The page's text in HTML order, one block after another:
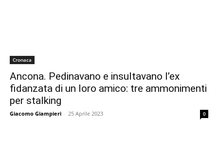
Cronaca
Ancona. Pedinavano e insultavano l’ex
fidanzata di un loro amico: tre ammonimenti
per stalking
Giacomo Giampieri - 25 Aprile 2023 0